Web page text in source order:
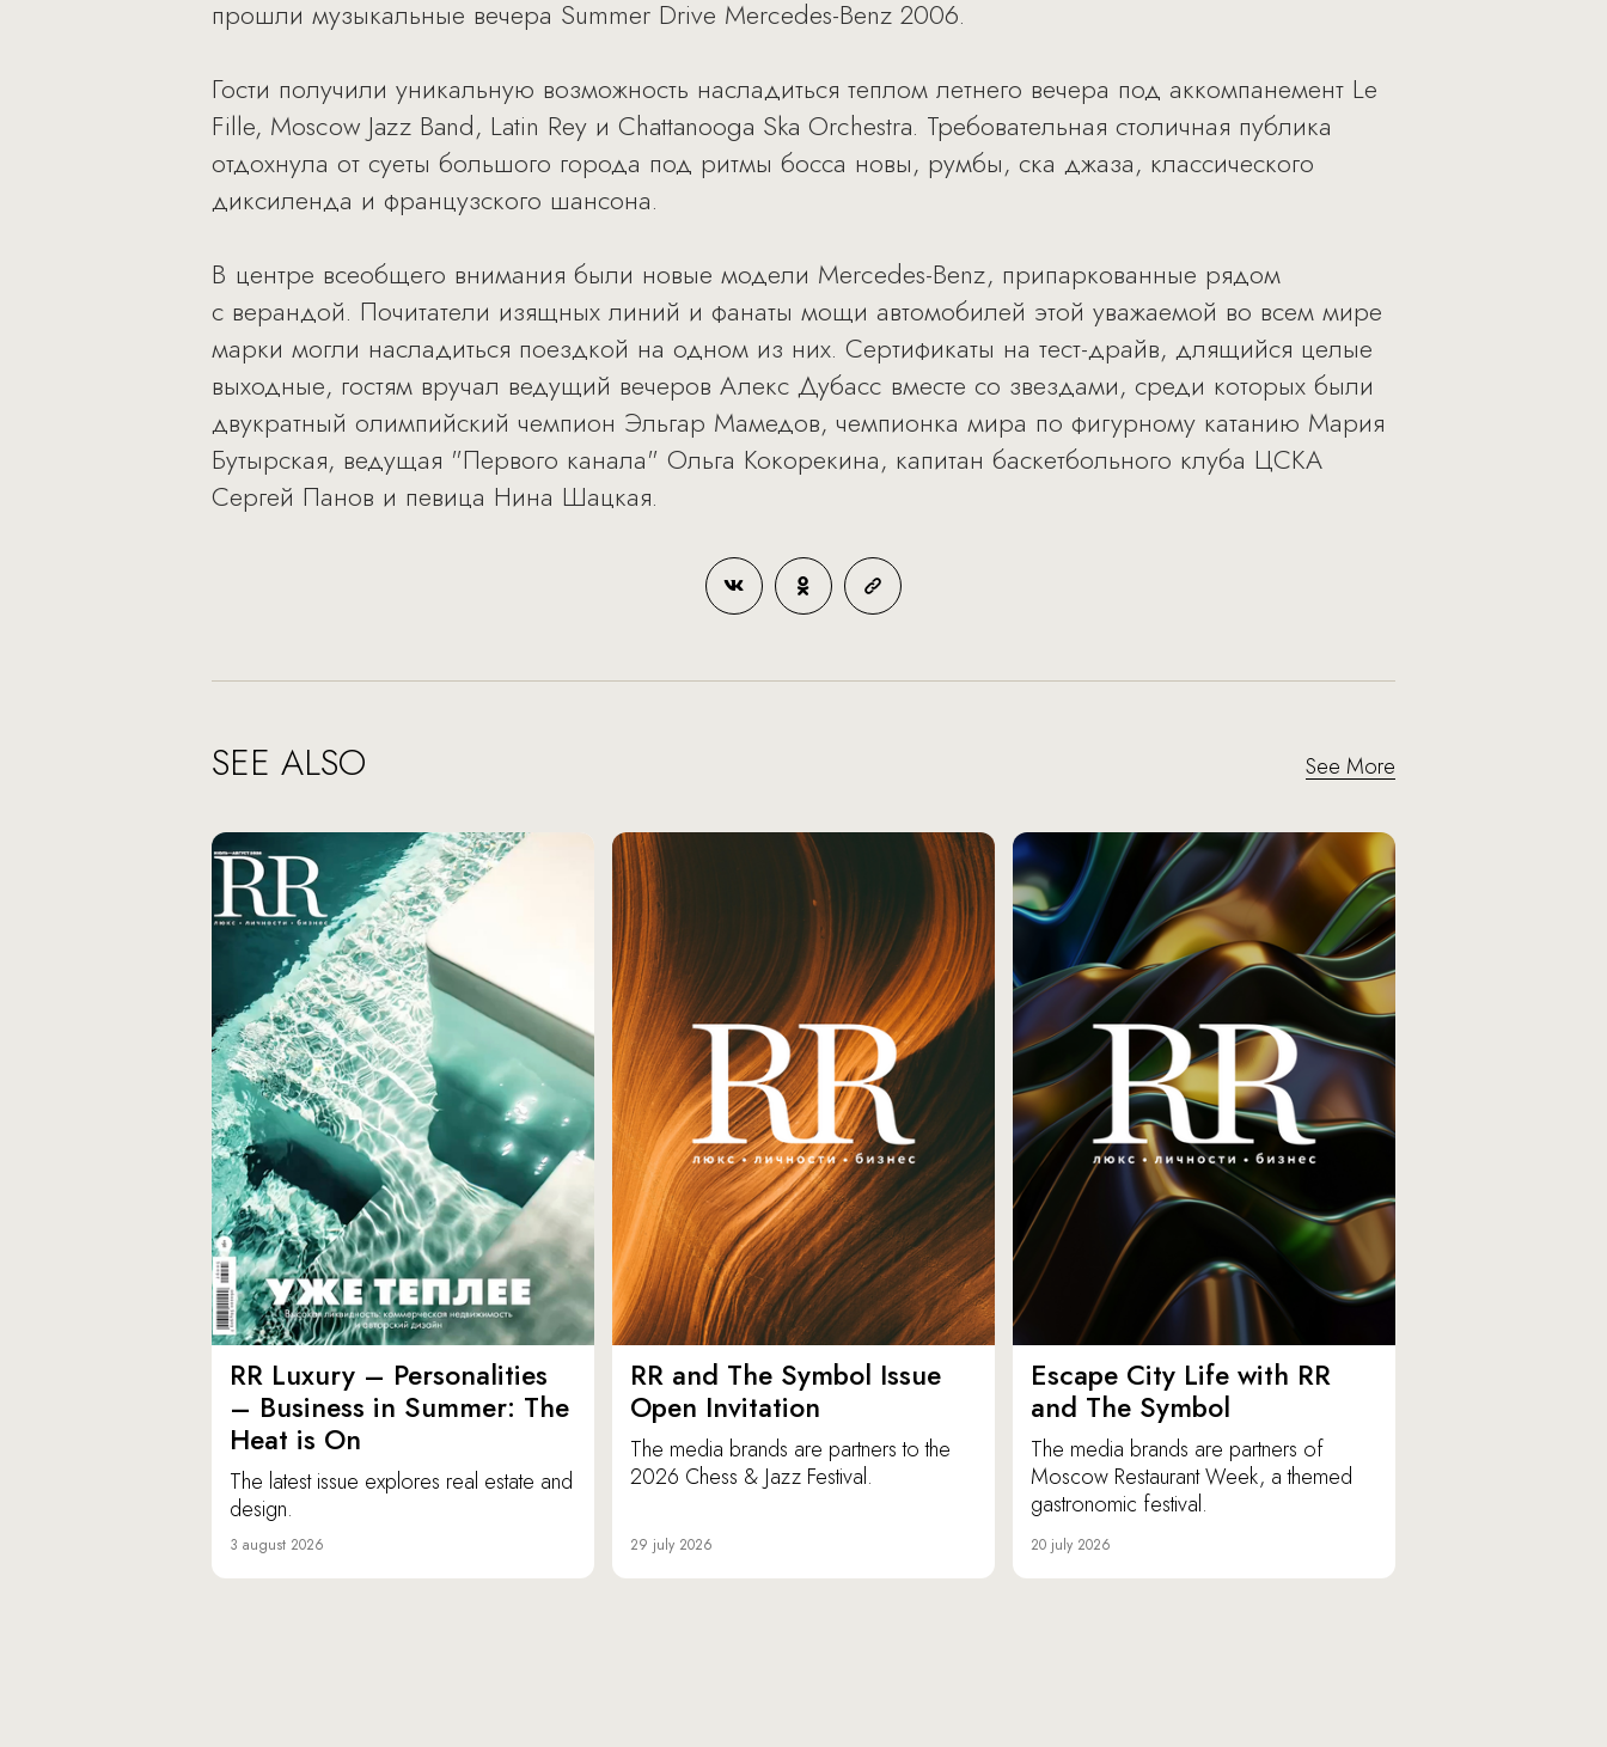
прошли музыкальные вечера Summer Drive Mercedes-Benz 2006.
Гости получили уникальную возможность насладиться теплом летнего вечера под аккомпанемент Le
Fille, Moscow Jazz Band, Latin Rey и Chattanooga Ska Orchestra. Требовательная столичная публика
отдохнула от суеты большого города под ритмы босса новы, румбы, ска джаза, классического
диксиленда и французского шансона.
В центре всеобщего внимания были новые модели Mercedes-Benz, припаркованные рядом
с верандой. Почитатели изящных линий и фанаты мощи автомобилей этой уважаемой во всем мире
марки могли насладиться поездкой на одном из них. Сертификаты на тест-драйв, длящийся целые
выходные, гостям вручал ведущий вечеров Алекс Дубасc вместе со звездами, среди которых были
двукратный олимпийский чемпион Эльгар Мамедов, чемпионка мира по фигурному катанию Мария
Бутырская, ведущая "Первого канала" Ольга Кокорекина, капитан баскетбольного клуба ЦСКА
Сергей Панов и певица Нина Шацкая.
SEE ALSO See More
RR Luxury – Personalities
– Business in Summer: The
Heat is On
The latest issue explores real estate and
design.
3 august 2026
RR and The Symbol Issue
Open Invitation
The media brands are partners to the
2026 Chess & Jazz Festival.
29 july 2026
Escape City Life with RR
and The Symbol
The media brands are partners of
Moscow Restaurant Week, a themed
gastronomic festival.
20 july 2026